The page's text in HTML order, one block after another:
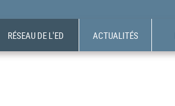
RÉSEAU DE L'ED ACTUALITÉS